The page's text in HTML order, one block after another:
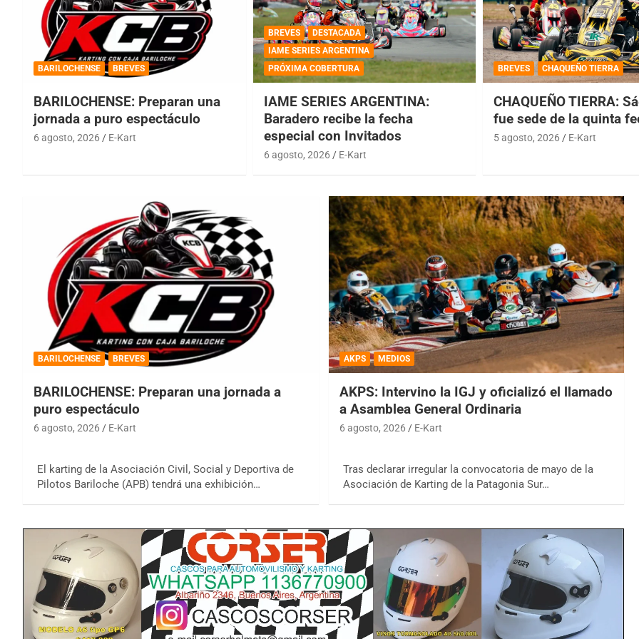
BARILOCHENSE BREVES
BARILOCHENSE: Preparan una
jornada a puro espectáculo
6 agosto, 2026 E-Kart
BREVES
DESTACADA
IAME SERIES ARGENTINA
PRÓXIMA COBERTURA
IAME SERIES ARGENTINA:
Baradero recibe la fecha
especial con Invitados
6 agosto, 2026 E-Kart
BREVES CHAQUEÑO TIERRA
CHAQUEÑO TIERRA:
fue sede de la quinta
5 agosto, 2026 E-Kart
BARILOCHENSE BREVES
BARILOCHENSE: Preparan una jornada a
puro espectáculo
6 agosto, 2026 E-Kart
El karting de la Asociación Civil, Social y Deportiva de
Pilotos Bariloche (APB) tendrá una exhibición…
AKPS MEDIOS
AKPS: Intervino la IGJ y oficializó el llamado
a Asamblea General Ordinaria
6 agosto, 2026 E-Kart
Tras declarar irregular la convocatoria de mayo de la
Asociación de Karting de la Patagonia Sur…